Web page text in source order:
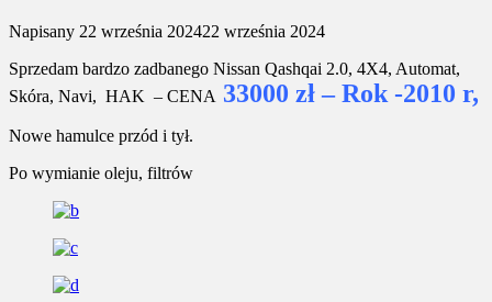
Napisany 22 września 202422 września 2024
Sprzedam bardzo zadbanego Nissan Qashqai 2.0, 4X4, Automat,
Skóra, Navi, HAK – CENA 33000 zł – Rok -2010 r,
Nowe hamulce przód i tył.
Po wymianie oleju, filtrów